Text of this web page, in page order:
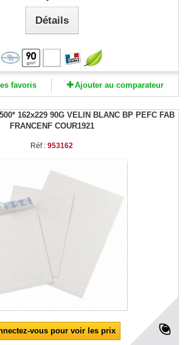
Détails
favoris Ajouter au comparateur
162x229 90G VELIN BLANC BP PEFC FAB
FRANCENF COUR1921
Réf : 953162
vous pour voir les prix